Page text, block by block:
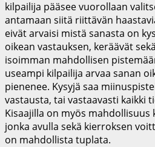
kilpailija pääsee vuorollaan
antamaan siitä riittävän
eivät arvaisi mistä sanasta on
oikean vastauksen, keräävät
isoimman mahdollisen
useampi kilpailija arvaa sanan
pienenee. Kysyjä saa
vastausta, tai vastaavasti kaikki
Kisaajilla on myös mahdollisuus
jonka avulla sekä kierroksen
on mahdollista tuplata.